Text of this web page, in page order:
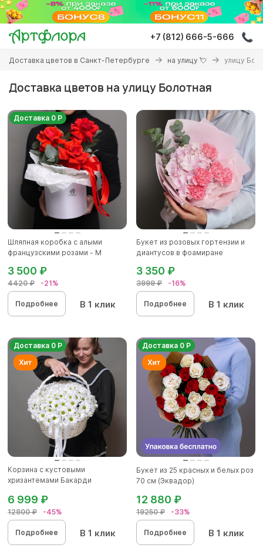
Перейти
основному
содержанию
+7 (812) 666-5-666
Вы
здесь
Доставка цветов в Санкт-Петербурге на улицу 💘 улицу
Доставка цветов на улицу Болотная
Доставка 0 Р
Шляпная коробка с алыми
французскими розами - M
4420 ₽ -21%
3 500 ₽
Подробнее В 1 клик
Букет из розовых гортензии и
диантусов в фоамиране
3999 ₽ -16%
3 350 ₽
Подробнее В 1 клик
Доставка 0 Р
Корзина с кустовыми
хризантемами Бакарди
12800 ₽ -45%
6 999 ₽
Подробнее В 1 клик
Доставка 0 Р
Букет из 25 красных и белых роз
70 см (Эквадор)
19250 ₽ -33%
12 880 ₽
Подробнее В 1 клик